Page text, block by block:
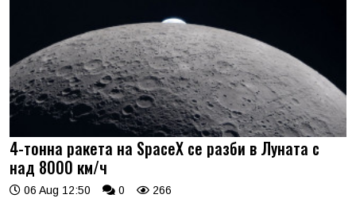
4-тонна ракета на SpaceX се разби в Луната с
над 8000 км/ч
06 Aug 12:50 0 266